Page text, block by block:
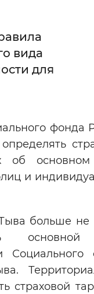
буквами
Выключены
вида
для
фонда
об
и
больше не
Социального
страховой